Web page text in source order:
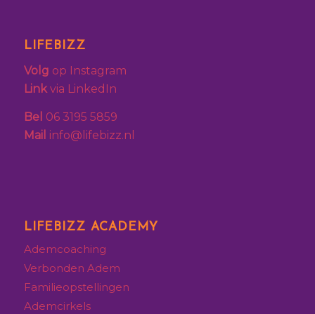
LIFEBIZZ
Volg op Instagram
Linkvia LinkedIn
Bel 06 3195 5859
Mail info@lifebizz.nl
LIFEBIZZ ACADEMY
Ademcoaching
Verbonden Adem
Familieopstellingen
Ademcirkels